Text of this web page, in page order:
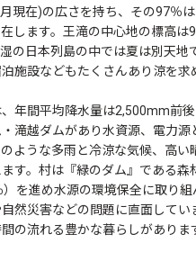
現在)の広さを持ち、その97％
します。王滝の中心地の標高
の日本列島の中では夏は別天
施設などもたくさんあり涼を求
年間平均降水量は2,500mm前
滝越ダムがあり水資源、電力
ような多雨と冷涼な気候、高
す。村は『緑のダム』である
）を進め水源の環境保全に取り組
然災害などの問題に直面して
の流れる豊かな暮らしがありま